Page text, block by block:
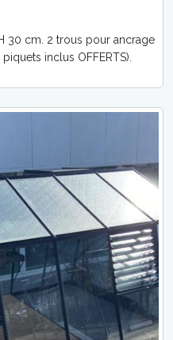
30 cm. 2 trous pour ancrage
inclus OFFERTS).